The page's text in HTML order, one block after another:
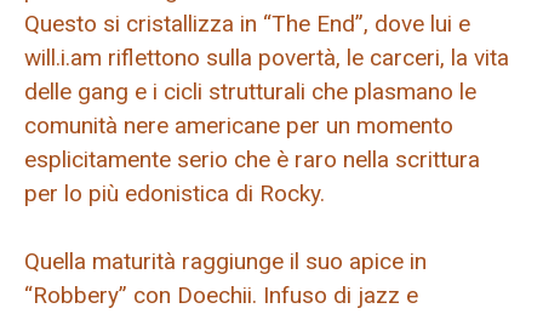
Questo si cristallizza in “The End”, dove lui e
will.i.am riflettono sulla povertà, le carceri, la vita
delle gang e i cicli strutturali che plasmano le
comunità nere americane per un momento
esplicitamente serio che è raro nella scrittura
per lo più edonistica di Rocky.
Quella maturità raggiunge il suo apice in
“Robbery” con Doechii. Infuso di jazz e